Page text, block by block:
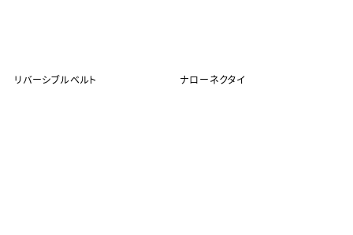
リバーシブルベルト ナローネクタイ